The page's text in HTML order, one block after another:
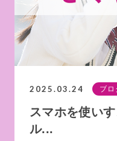
2025.03.24 ブロ
スマホを使い
ル...